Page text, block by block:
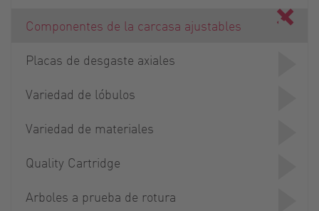
Componentes de la carcasa ajustables
Placas de desgaste axiales
Variedad de lóbulos
Variedad de materiales
Quality Cartridge
Arboles a prueba de rotura